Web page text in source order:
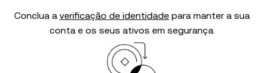
Conclua a verificação de identidade para manter a sua
conta e os seus ativos em segurança.